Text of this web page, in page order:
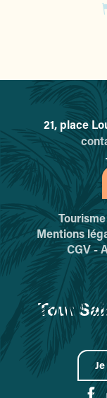
21, place
Mentions
CGV -
Tout